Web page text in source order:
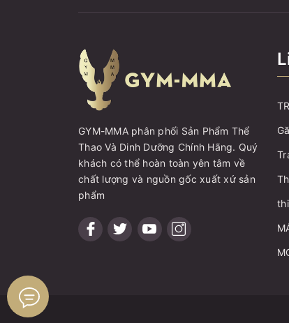
GYM-MMA phân phối Sản Phẩm Thể
Thao Và Dinh Dưỡng Chính Hãng. Quý
khách có thể hoàn toàn yên tâm về
chất lượng và nguồn gốc xuất xứ sản
phẩm